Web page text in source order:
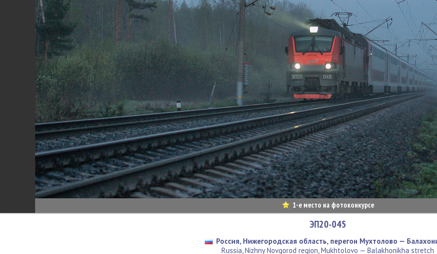
1-е место на фотоконкурсе
ЭП20-045
Россия, Нижегородская область, перегон Мухтолово —
Russia, Nizhny Novgorod region, Mukhtolovo — Balakhonikha stretch